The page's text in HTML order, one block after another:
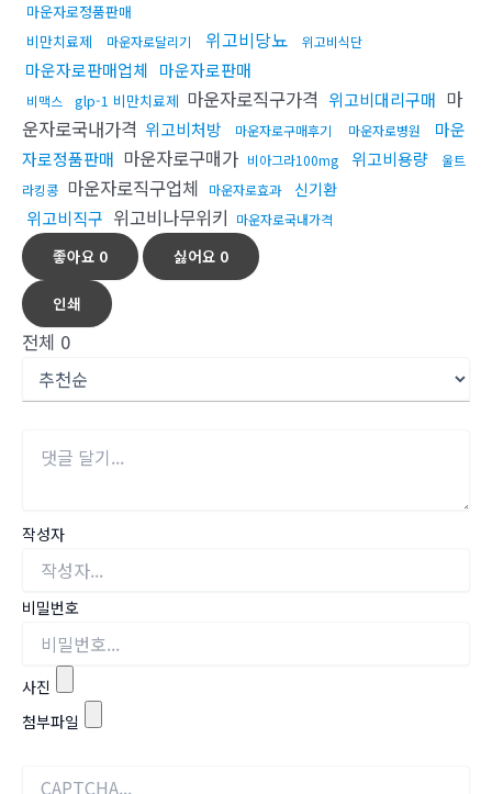
마운자로정품판매
비만치료제
마운자로달리기 위고비당뇨 위고비식단
마운자로판매업체 마운자로판매
비맥스 glp-1 비만치료제 마운자로직구가격 위고비대리구매 마
운자로국내가격 위고비처방 마운자로구매후기 마운자로병원
마운
자로정품판매 마운자로구매가 비아그라100mg 위고비용량
울트
라킹콩 마운자로직구업체 마운자로효과 신기환
위고비직구 위고비나무위키 마운자로국내가격
좋아요 0 싫어요 0
인쇄
전체 0
작성자
비밀번호
사진
첨부파일